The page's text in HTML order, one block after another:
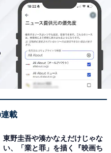
。ヌルヌル感と強烈な
ポカポカでした。日本
囲気も最高です。
ビフライをいただきま
寄るのにもぴったりな
載
東野圭吾や湊かなえだけじゃな
い、「業と罪」を描く『映画ち